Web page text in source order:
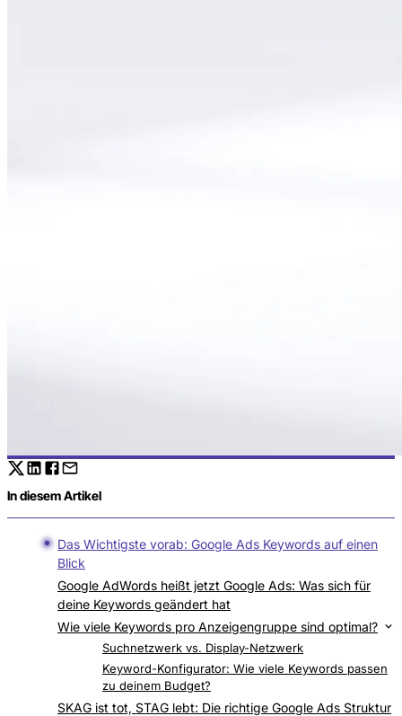
In diesem Artikel
Das Wichtigste vorab: Google Ads Keywords auf einen
Blick
Google AdWords heißt jetzt Google Ads: Was sich für
deine Keywords geändert hat
Wie viele Keywords pro Anzeigengruppe sind optimal?
Die Mathematik dahinter: Budget, CPC und
Impression Share
Suchnetzwerk vs. Display-Netzwerk
Keyword-Konfigurator: Wie viele Keywords passen
zu deinem Budget?
SKAG ist tot, STAG lebt: Die richtige Google Ads Struktur